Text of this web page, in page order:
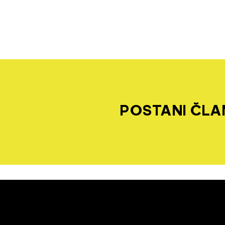
POSTANI